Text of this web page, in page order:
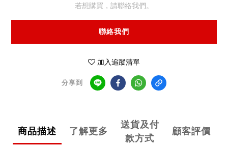
若想購買，請聯絡我們。
聯絡我們
加入追蹤清單
分享到
商品描述 了解更多
送貨及付
款方式
顧客評價